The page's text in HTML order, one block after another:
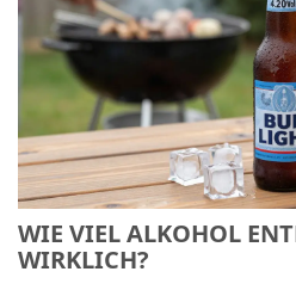
WIE VIEL ALKOHOL
WIRKLICH?